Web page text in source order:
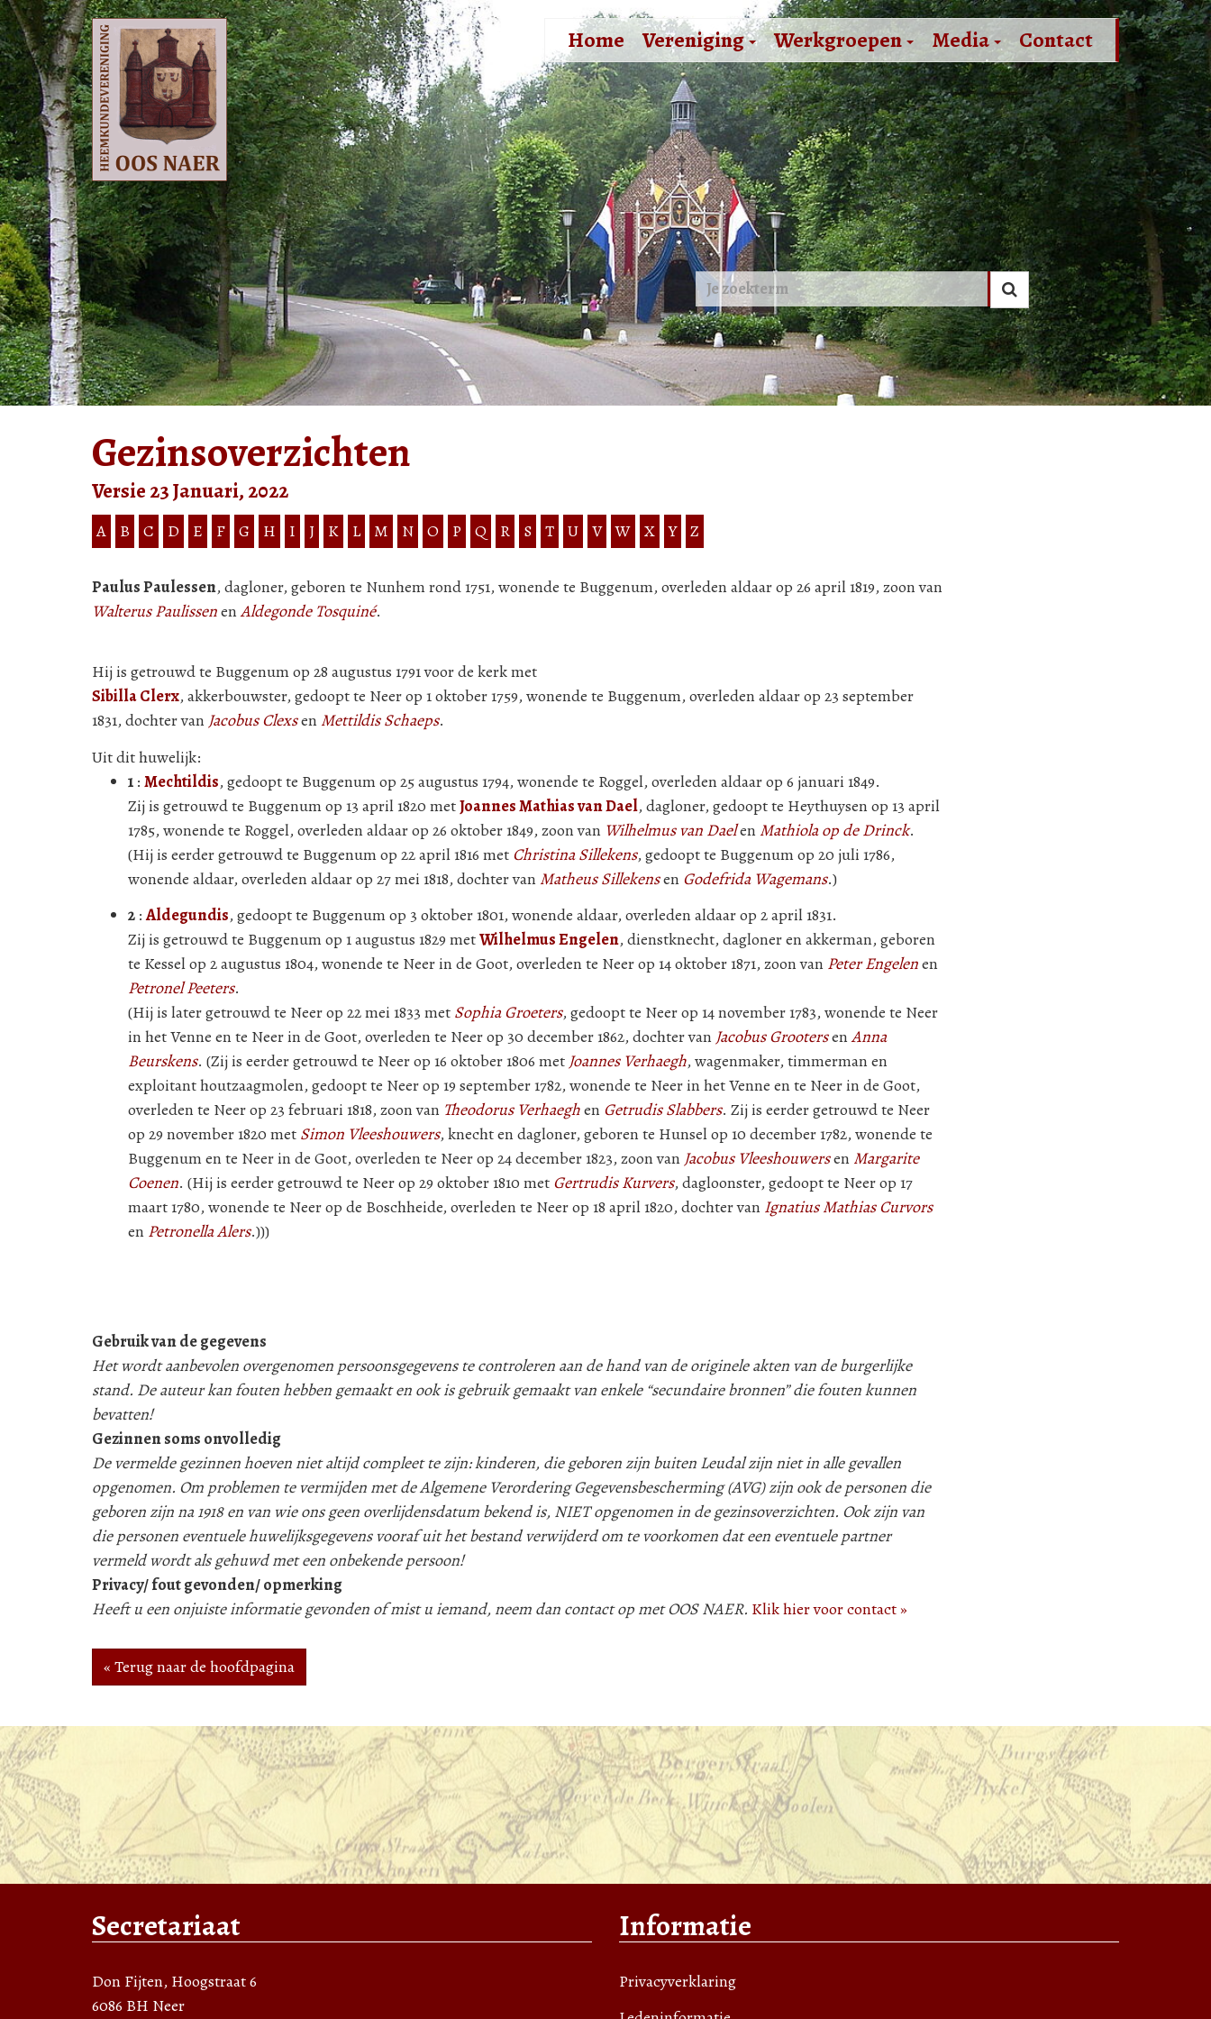
Home Vereniging Werkgroepen Media Contact
Gezinsoverzichten
Versie 23 Januari, 2022
A B C D E F G H I J K L M N O P Q R S T U V W X Y Z
Paulus Paulessen, dagloner, geboren te Nunhem rond 1751, wonende te Buggenum, overleden aldaar op 26 april 1819, zoon van
Walterus PaulissenenAldegonde Tosquiné.
Hij is getrouwd te Buggenum op 28 augustus 1791 voor de kerk met
Sibilla Clerx, akkerbouwster, gedoopt te Neer op 1 oktober 1759, wonende te Buggenum, overleden aldaar op 23 september
1831, dochter van Jacobus Clexsen Mettildis Schaeps.
Uit dit huwelijk:
1 : Mechtildis, gedoopt te Buggenum op 25 augustus 1794, wonende te Roggel, overleden aldaar op 6 januari 1849.
Zij is getrouwd te Buggenum op 13 april 1820 metJoannes Mathias van Dael, dagloner, gedoopt te Heythuysen op 13 april
1785, wonende te Roggel, overleden aldaar op 26 oktober 1849, zoon van Wilhelmus van Daelen Mathiola op de Drinck.
(Hij is eerder getrouwd te Buggenum op 22 april 1816 met Christina Sillekens, gedoopt te Buggenum op 20 juli 1786,
wonende aldaar, overleden aldaar op 27 mei 1818, dochter van Matheus Sillekensen Godefrida Wagemans.)
2 :Aldegundis, gedoopt te Buggenum op 3 oktober 1801, wonende aldaar, overleden aldaar op 2 april 1831.
Zij is getrouwd te Buggenum op 1 augustus 1829 metWilhelmus Engelen, dienstknecht, dagloner en akkerman, geboren
te Kessel op 2 augustus 1804, wonende te Neer in de Goot, overleden te Neer op 14 oktober 1871, zoon van Peter Engelenen
Petronel Peeters.
(Hij is later getrouwd te Neer op 22 mei 1833 met Sophia Groeters, gedoopt te Neer op 14 november 1783, wonende te Neer
in het Venne en te Neer in de Goot, overleden te Neer op 30 december 1862, dochter van Jacobus GrootersenAnna
Beurskens. (Zij is eerder getrouwd te Neer op 16 oktober 1806 met Joannes Verhaegh, wagenmaker, timmerman en
exploitant houtzaagmolen, gedoopt te Neer op 19 september 1782, wonende te Neer in het Venne en te Neer in de Goot,
overleden te Neer op 23 februari 1818, zoon van Theodorus Verhaeghen Getrudis Slabbers. Zij is eerder getrouwd te Neer
op 29 november 1820 met Simon Vleeshouwers, knecht en dagloner, geboren te Hunsel op 10 december 1782, wonende te
Buggenum en te Neer in de Goot, overleden te Neer op 24 december 1823, zoon van Jacobus Vleeshouwersen Margarite
Coenen. (Hij is eerder getrouwd te Neer op 29 oktober 1810 met Gertrudis Kurvers, dagloonster, gedoopt te Neer op 17
maart 1780, wonende te Neer op de Boschheide, overleden te Neer op 18 april 1820, dochter van Ignatius Mathias Curvors
en Petronella Alers.)))
Gebruik van de gegevens
Het wordt aanbevolen overgenomen persoonsgegevens te controleren aan de hand van de originele akten van de burgerlijke
stand. De auteur kan fouten hebben gemaakt en ook is gebruik gemaakt van enkele “secundaire bronnen” die fouten kunnen
bevatten!
Gezinnen soms onvolledig
De vermelde gezinnen hoeven niet altijd compleet te zijn: kinderen, die geboren zijn buiten Leudal zijn niet in alle gevallen
opgenomen. Om problemen te vermijden met de Algemene Verordering Gegevensbescherming (AVG) zijn ook de personen die
geboren zijn na 1918 en van wie ons geen overlijdensdatum bekend is, NIET opgenomen in de gezinsoverzichten. Ook zijn van
die personen eventuele huwelijksgegevens vooraf uit het bestand verwijderd om te voorkomen dat een eventuele partner
vermeld wordt als gehuwd met een onbekende persoon!
Privacy/ fout gevonden/ opmerking
Heeft u een onjuiste informatie gevonden of mist u iemand, neem dan contact op met OOS NAER. Klik hier voor contact »
« Terug naar de hoofdpagina
Secretariaat
Don Fijten, Hoogstraat 6
6086 BH Neer
Informatie
Privacyverklaring